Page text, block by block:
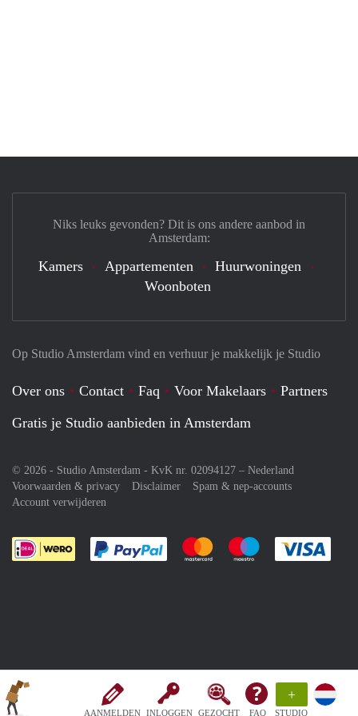
AANMELDEN INLOGGEN GEZOCHT FAQ
+
STUDIO
Op Studio Amsterdam vind en verhuur je makkelijk je Studio
Over ons Contact Faq Voor Makelaars
Partners
Gratis je Studio aanbieden in Amsterdam
© 2026 - Studio Amsterdam - KvK nr. 02094127 – Nederland
Voorwaarden & privacy
Disclaimer
Spam & nep-accounts
Account verwijderen
Je rekent gemakkelijk af met Paypal
Je rekent gemakkelijk af met
Je rekent
Niks leuks gevonden? Dit is ons andere aanbod in
Amsterdam:
Kamers Appartementen
Huurwoningen
Woonboten